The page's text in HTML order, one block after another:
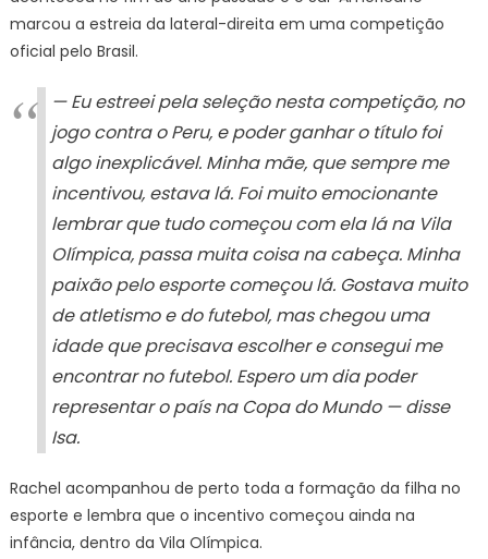
marcou a estreia da lateral-direita em uma competição
oficial pelo Brasil.
— Eu estreei pela seleção nesta competição, no
jogo contra o Peru, e poder ganhar o título foi
algo inexplicável. Minha mãe, que sempre me
incentivou, estava lá. Foi muito emocionante
lembrar que tudo começou com ela lá na Vila
Olímpica, passa muita coisa na cabeça. Minha
paixão pelo esporte começou lá. Gostava muito
de atletismo e do futebol, mas chegou uma
idade que precisava escolher e consegui me
encontrar no futebol. Espero um dia poder
representar o país na Copa do Mundo — disse
Isa.
Rachel acompanhou de perto toda a formação da filha no
esporte e lembra que o incentivo começou ainda na
infância, dentro da Vila Olímpica.